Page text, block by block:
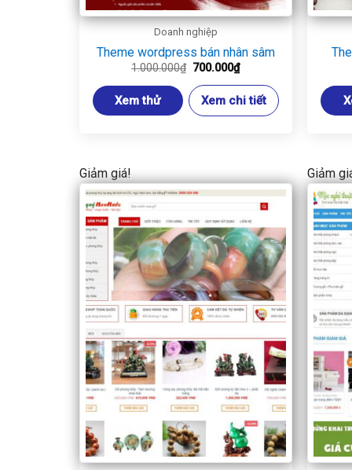
Doanh nghiệp
Theme wordpress bán nhân sâm
1.000.000₫ Giá
là:
1.000.000₫.
700.000₫Giá
hiện
tại
là:
700.000₫.
Xem thử Xem chi tiết
Giảm giá! Giảm